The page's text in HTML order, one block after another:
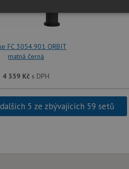
FC 3054.901 ORBIT
matná černá
4 359 Kč s DPH
5 ze zbývajících 59 setů
Funkční soubory
jako je přihlášení uživatele a správa účtu.